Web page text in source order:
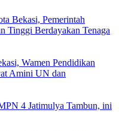
Bekasi, Pemerintah
Tinggi Berdayakan Tenaga
Wamen Pendidikan
Amini UN dan
4 Jatimulya Tambun, ini